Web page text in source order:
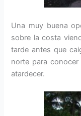
Una muy buena
sobre la costa
tarde antes que
norte para
atardecer.